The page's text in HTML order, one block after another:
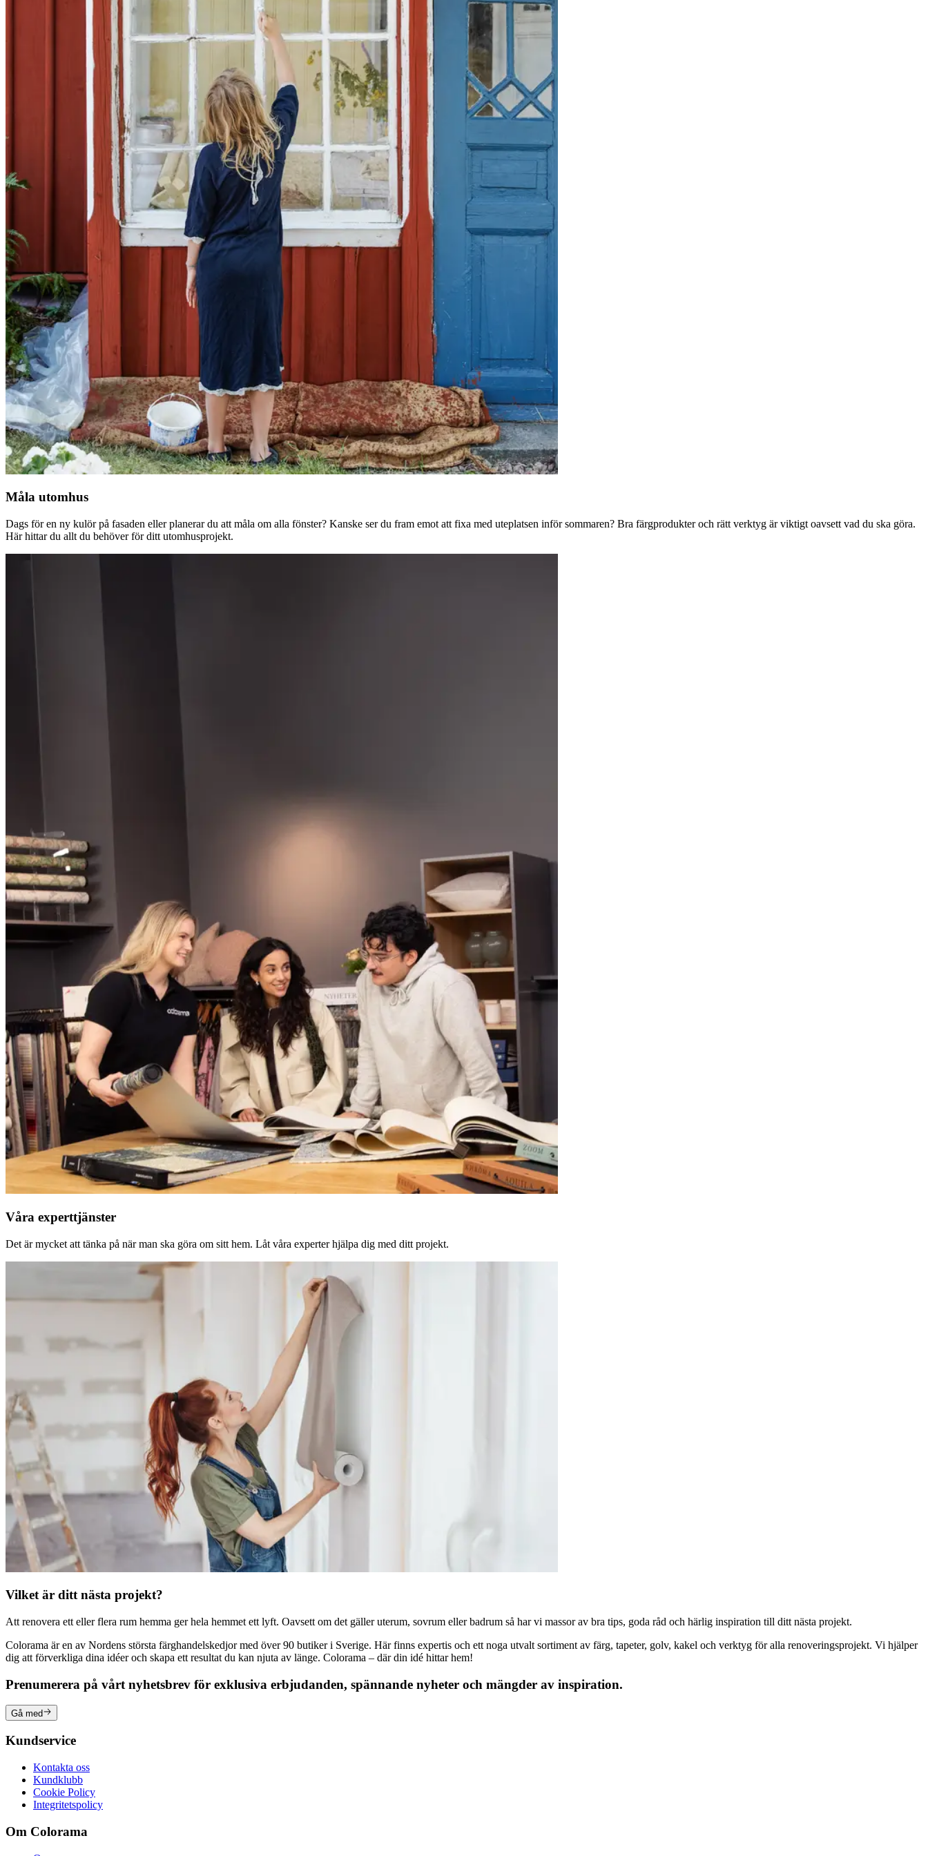
Måla utomhus
Dags för en ny kulör på fasaden eller planerar du att måla om alla fönster? Kanske ser du fram emot att fixa med uteplatsen inför sommaren? Bra färgprodukter och rätt verktyg är viktigt oavsett vad du ska göra.
Här hittar du allt du behöver för ditt utomhusprojekt.
Våra experttjänster
Det är mycket att tänka på när man ska göra om sitt hem. Låt våra experter hjälpa dig med ditt projekt.
Vilket är ditt nästa projekt?
Att renovera ett eller flera rum hemma ger hela hemmet ett lyft. Oavsett om det gäller uterum, sovrum eller badrum så har vi massor av bra tips, goda råd och härlig inspiration till ditt nästa projekt.
Colorama är en av Nordens största färghandelskedjor med över 90 butiker i Sverige. Här finns expertis och ett noga utvalt sortiment av färg, tapeter, golv, kakel och verktyg för alla renoveringsprojekt. Vi hjälper
dig att förverkliga dina idéer och skapa ett resultat du kan njuta av länge. Colorama – där din idé hittar hem!
Prenumerera på vårt nyhetsbrev för exklusiva erbjudanden, spännande nyheter och mängder av inspiration.
Gå med
Kundservice
Kontakta oss
Kundklubb
Cookie Policy
Integritetspolicy
Om Colorama